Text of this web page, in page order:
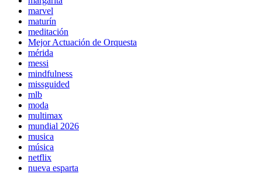
marvel
maturín
meditación
Mejor Actuación de Orquesta
mérida
messi
mindfulness
missguided
mlb
moda
multimax
mundial 2026
musica
música
netflix
nueva esparta